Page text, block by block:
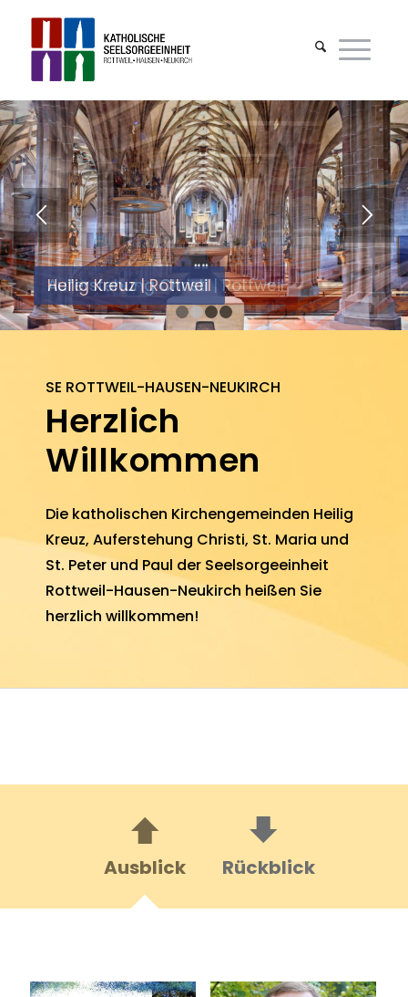
Auferstehung Christi | Rottweil
1 2 3 4
SE ROTTWEIL-HAUSEN-NEUKIRCH
Herzlich
Willkommen
Die katho­lischen Kirchen­ge­meinden Heilig
Kreuz, Aufer­stehung Christi, St. Maria und
St. Peter und Paul der Seel­sorge­einheit
Rottweil-Hausen-Neukirch heißen Sie
herz­lich will­kommen!
Ausblick Rückblick